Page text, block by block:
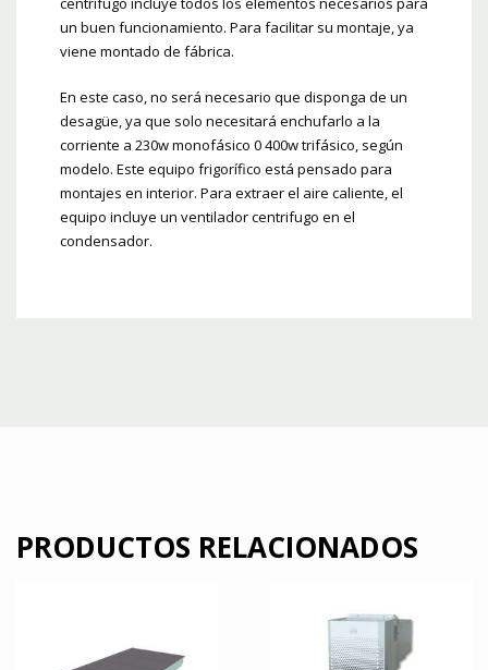
un buen funcionamiento. Para facilitar su montaje, ya
viene montado de fábrica.
En este caso, no será necesario que disponga de un
desagüe, ya que solo necesitará enchufarlo a la
corriente a 230w monofásico 0 400w trifásico, según
modelo. Este equipo frigorífico está pensado para
montajes en interior. Para extraer el aire caliente, el
equipo incluye un ventilador centrifugo en el
condensador.
PRODUCTOS RELACIONADOS